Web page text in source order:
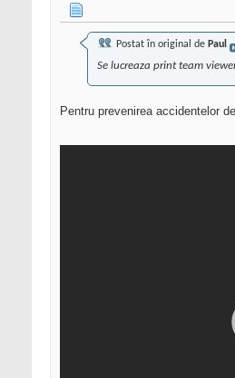
Postat în original de Paul
Se lucreaza print team
Pentru prevenirea accidentelor